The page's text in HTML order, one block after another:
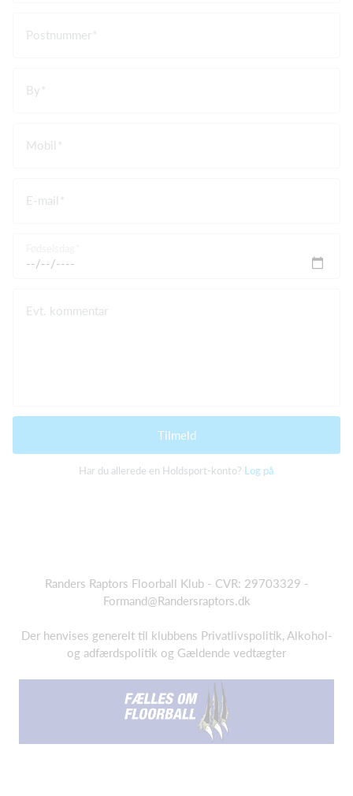
Postnummer
By
Mobil
E-mail
Evt. kommentar
Tilmeld
Har du allerede en Holdsport-konto? Log på
Randers Raptors Floorball Klub - CVR: 29703329 -
Formand@Randersraptors.dk
Der henvises generelt til klubbens Privatlivspolitik, Alkohol-
og adfærdspolitik og Gældende vedtægter